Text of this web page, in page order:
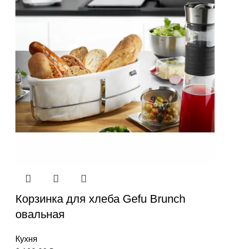
Корзинка для хлеба Gefu Brunch
овальная
Кухня